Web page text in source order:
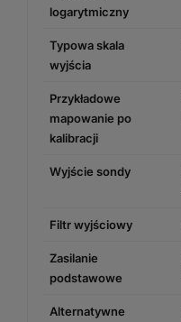
logarytmiczny
Typowa skala
wyjścia
Przykładowe
mapowanie po
kalibracji
Wyjście sondy
Filtr wyjściowy
Zasilanie
podstawowe
Alternatywne